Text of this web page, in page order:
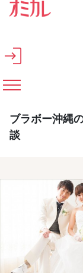
メインコンテンツへス
ブラボー沖縄
談